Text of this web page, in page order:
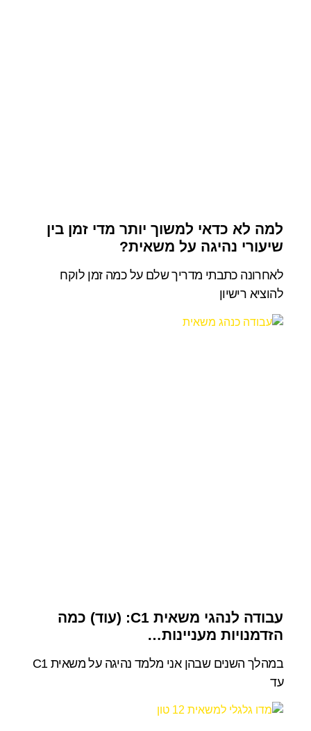
למה לא כדאי למשוך יותר מדי זמן בין
שיעורי נהיגה על משאית?
לאחרונה כתבתי מדריך שלם על כמה זמן לוקח
להוציא רישיון
עבודה לנהגי משאית C1: (עוד) כמה
הזדמנויות מעניינות…
במהלך השנים שבהן אני מלמד נהיגה על משאית C1
עד